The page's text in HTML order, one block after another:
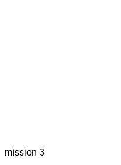
mission 3